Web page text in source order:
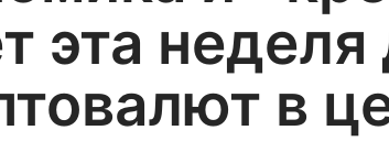
эта
в